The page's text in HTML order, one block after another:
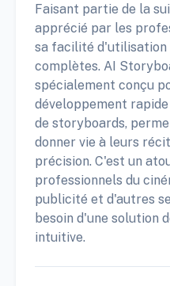
Faisant partie de la
apprécié par les
sa facilité
complètes. AI
spécialement conçu
développement
de storyboards,
donner vie à leurs
précision. C'est un
professionnels du
publicité et d'autres
besoin d'une solution
intuitive.